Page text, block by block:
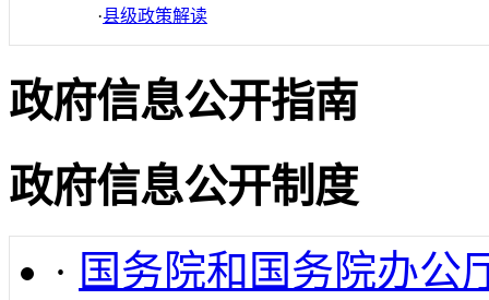
·县级政策解读
政府信息公开指南
政府信息公开制度
· 国务院和国务院办公